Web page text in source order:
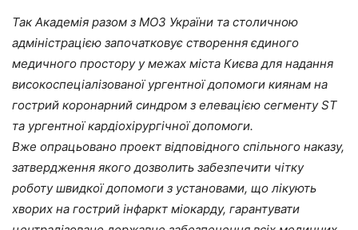
Так Академія разом з МОЗ України та столичною
адміністрацією започатковує створення єдиного
медичного простору у межах міста Києва для надання
високоспеціалізованої ургентної допомоги киянам на
гострий коронарний синдром з елевацією сегменту ST
та ургентної кардіохірургічної допомоги.
Вже опрацьовано проект відповідного спільного наказу,
затвердження якого дозволить забезпечити чітку
роботу швидкої допомоги з установами, що лікують
хворих на гострий інфаркт міокарду, гарантувати